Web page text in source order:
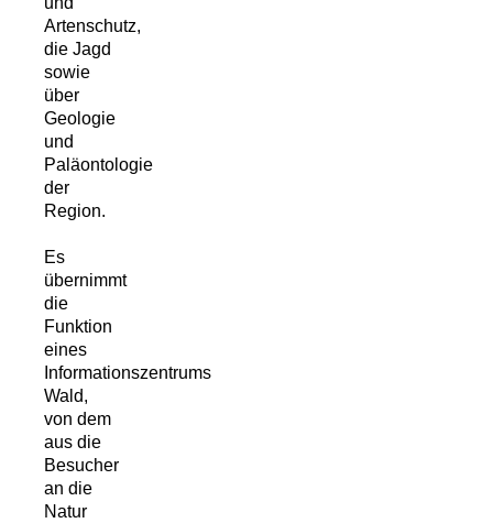
Artenschutz,
die Jagd
sowie
über
Geologie
und
Paläontologie
der
Region.
Es
übernimmt
die
Funktion
eines
Informationszentrums
Wald,
von dem
aus die
Besucher
an die
Natur